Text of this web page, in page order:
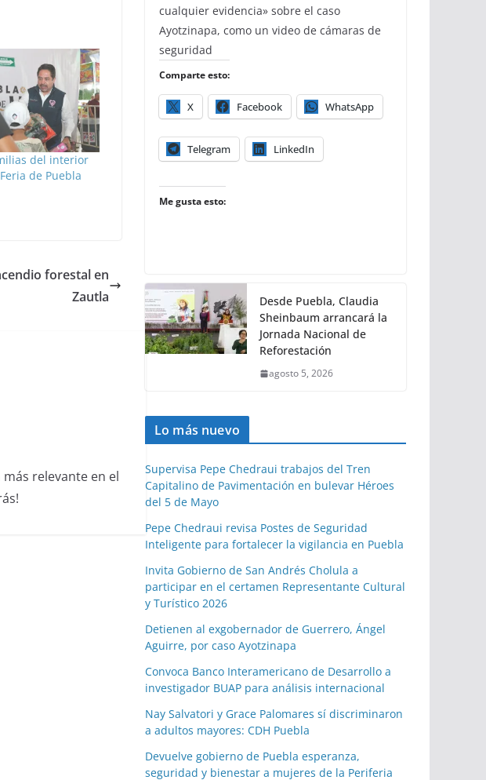
del interior
de Puebla
forestal en
Zautla
relevante en el
cualquier evidencia» sobre el caso
Ayotzinapa, como un video de cámaras de
seguridad
Comparte esto:
X Facebook WhatsApp
Telegram LinkedIn
Me gusta esto:
Desde Puebla, Claudia
Sheinbaum arrancará la
Jornada Nacional de
Reforestación
agosto 5, 2026
Lo más nuevo
Supervisa Pepe Chedraui trabajos del Tren
Capitalino de Pavimentación en bulevar Héroes
del 5 de Mayo
Pepe Chedraui revisa Postes de Seguridad
Inteligente para fortalecer la vigilancia en Puebla
Invita Gobierno de San Andrés Cholula a
participar en el certamen Representante Cultural
y Turístico 2026
Detienen al exgobernador de Guerrero, Ángel
Aguirre, por caso Ayotzinapa
Convoca Banco Interamericano de Desarrollo a
investigador BUAP para análisis internacional
Nay Salvatori y Grace Palomares sí discriminaron
a adultos mayores: CDH Puebla
Devuelve gobierno de Puebla esperanza,
seguridad y bienestar a mujeres de la Periferia